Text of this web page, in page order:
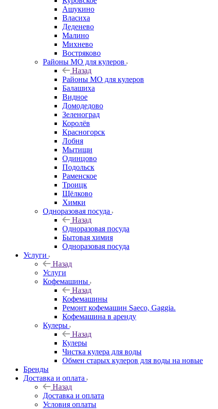
Ашукино
Власиха
Деденево
Малино
Михнево
Востряково
Районы МО для кулеров
Назад
Районы МО для кулеров
Балашиха
Видное
Домодедово
Зеленоград
Королёв
Красногорск
Лобня
Мытищи
Одинцово
Подольск
Раменское
Троицк
Щёлково
Химки
Одноразовая посуда
Назад
Одноразовая посуда
Бытовая химия
Одноразовая посуда
Услуги
Назад
Услуги
Кофемашины
Назад
Кофемашины
Ремонт кофемашин Saeco, Gaggia.
Кофемашина в аренду
Кулеры
Назад
Кулеры
Чистка кулера для воды
Обмен старых кулеров для воды на новые
Бренды
Доставка и оплата
Назад
Доставка и оплата
Условия оплаты